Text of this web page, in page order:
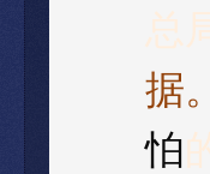
总
据
怕